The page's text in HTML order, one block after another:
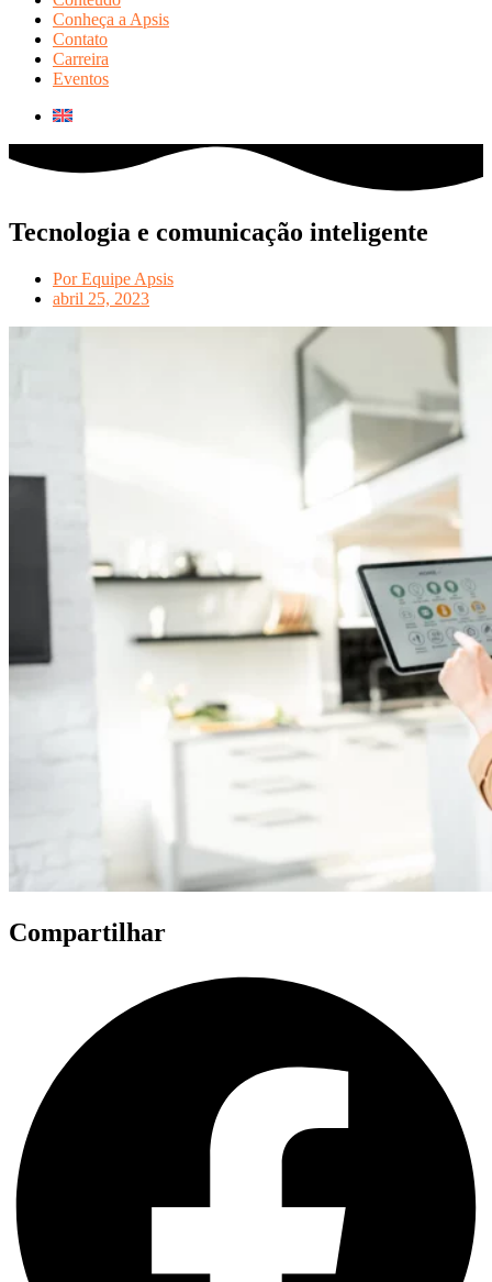
Conheça a Apsis
Contato
Carreira
Eventos
Tecnologia e comunicação inteligente
PorEquipe Apsis
abril 25, 2023
Compartilhar